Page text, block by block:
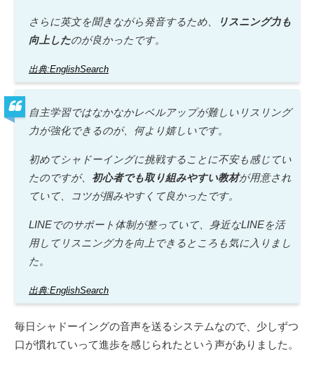
さらに英文を聞きながら発音するため、
リスニング力も
向上したのが良かったです。
出典:EnglishSearch
自主学習ではなかなかレベルアップが難しいリスリング
力が強化できるのが、何より嬉しいです。
初めてシャドーイングに挑戦することに不安も感じてい
たのですが、 初心者でも取り組みやすい教材が用意され
ていて、コツが掴みやすくて良かったです。
LINEでのサポート体制が整っていて、身近なLINEを活
用してリスニング力を向上できるところも気に入りまし
た。
出典:EnglishSearch
毎日シャドーイングの音声を送るシステムなので、少しずつ
口が慣れていって進歩を感じられたという声がありました。